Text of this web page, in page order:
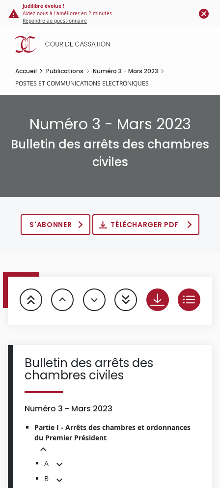
Panneau de gestion des cookies
contenu
principal
Judilibre évolue !
Aidez-nous à l'améliorer en 2 minutes
Répondre au questionnaire
Accueil Publications Numéro 3 - Mars 2023
POSTES ET COMMUNICATIONS ELECTRONIQUES
Numéro 3 - Mars 2023
Bulletin des arrêts des chambres
civiles
S'ABONNER TÉLÉCHARGER PDF
Bulletin des arrêts des
chambres civiles
Numéro 3 - Mars 2023
Partie I - Arrêts des chambres et ordonnances
du Premier Président
A
B